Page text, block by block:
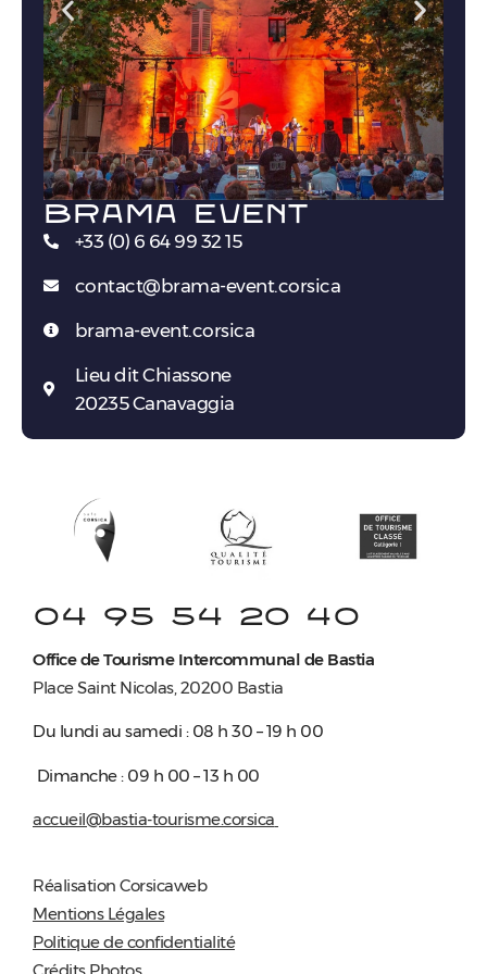
BRAMA EVENT
+33 (0) 6 64 99 32 15
contact@brama-event.corsica
brama-event.corsica
Lieu dit Chiassone
20235 Canavaggia
04 95 54 20 40
Office de Tourisme Intercommunal de Bastia
Place Saint Nicolas, 20200 Bastia
Du lundi au samedi : 08 h 30 – 19 h 00
Dimanche : 09 h 00 – 13 h 00
accueil@bastia-tourisme.corsica
Réalisation Corsicaweb
Mentions Légales
Politique de confidentialité
Crédits Photos